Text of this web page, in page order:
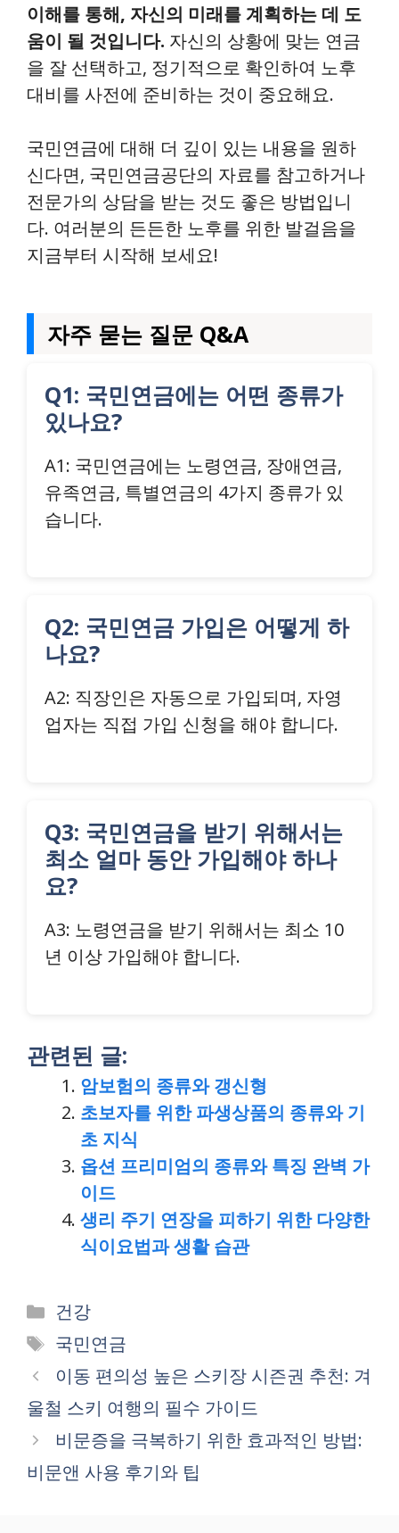
이해를 통해, 자신의 미래를 계획하는 데 도
움이 될 것입니다. 자신의 상황에 맞는 연금
을 잘 선택하고, 정기적으로 확인하여 노후
대비를 사전에 준비하는 것이 중요해요.
국민연금에 대해 더 깊이 있는 내용을 원하
신다면, 국민연금공단의 자료를 참고하거나
전문가의 상담을 받는 것도 좋은 방법입니
다. 여러분의 든든한 노후를 위한 발걸음을
지금부터 시작해 보세요!
자주 묻는 질문 Q&A
Q1: 국민연금에는 어떤 종류가
있나요?
A1: 국민연금에는 노령연금, 장애연금,
유족연금, 특별연금의 4가지 종류가 있
습니다.
Q2: 국민연금 가입은 어떻게 하
나요?
A2: 직장인은 자동으로 가입되며, 자영
업자는 직접 가입 신청을 해야 합니다.
Q3: 국민연금을 받기 위해서는
최소 얼마 동안 가입해야 하나
요?
A3: 노령연금을 받기 위해서는 최소 10
년 이상 가입해야 합니다.
관련된 글:
암보험의 종류와 갱신형
초보자를 위한 파생상품의 종류와 기
초 지식
옵션 프리미엄의 종류와 특징 완벽 가
이드
생리 주기 연장을 피하기 위한 다양한
식이요법과 생활 습관
Categories
건강
Tags
국민연금
이동 편의성 높은 스키장 시즌권 추천: 겨
울철 스키 여행의 필수 가이드
비문증을 극복하기 위한 효과적인 방법:
비문앤 사용 후기와 팁